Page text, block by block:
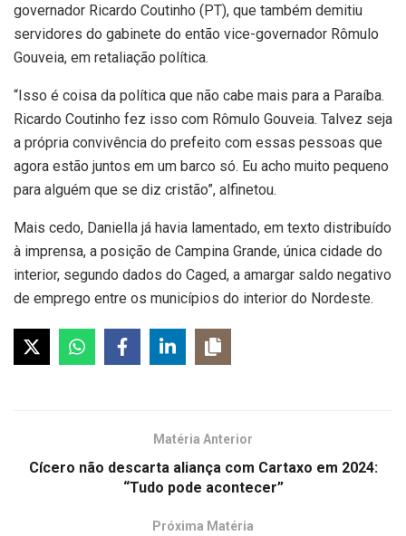
governador Ricardo Coutinho (PT), que também demitiu
servidores do gabinete do então vice-governador Rômulo
Gouveia, em retaliação política.
“Isso é coisa da política que não cabe mais para a Paraíba.
Ricardo Coutinho fez isso com Rômulo Gouveia. Talvez seja
a própria convivência do prefeito com essas pessoas que
agora estão juntos em um barco só. Eu acho muito pequeno
para alguém que se diz cristão”, alfinetou.
Mais cedo, Daniella já havia lamentado, em texto distribuído
à imprensa, a posição de Campina Grande, única cidade do
interior, segundo dados do Caged, a amargar saldo negativo
de emprego entre os municípios do interior do Nordeste.
Matéria Anterior
Cícero não descarta aliança com Cartaxo em 2024:
“Tudo pode acontecer”
Próxima Matéria